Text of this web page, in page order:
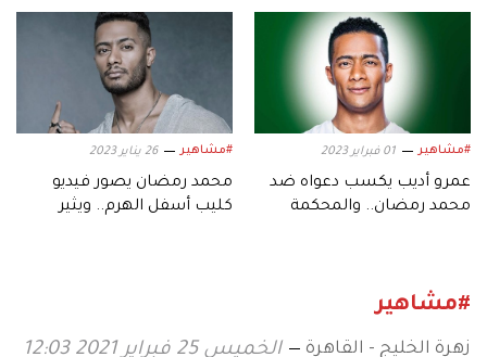
#مشاهير 01 فبراير 2023
عمرو أديب يكسب دعواه ضد
محمد رمضان.. والمحكمة
#مشاهير 26 يناير 2023
محمد رمضان يصور فيديو
كليب أسفل الهرم.. ويثير
#مشاهير
زهرة الخليج - القاهرة الخميس 25 فبراير 2021 12:03